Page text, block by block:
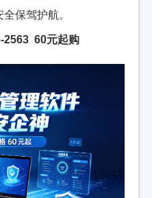
保驾护航。
2563 60元起购